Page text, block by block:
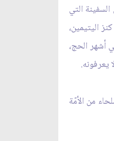
التي
اليتيمين،
أشهر الحج،
من الأمّة